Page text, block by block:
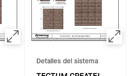
Detalles del sistema